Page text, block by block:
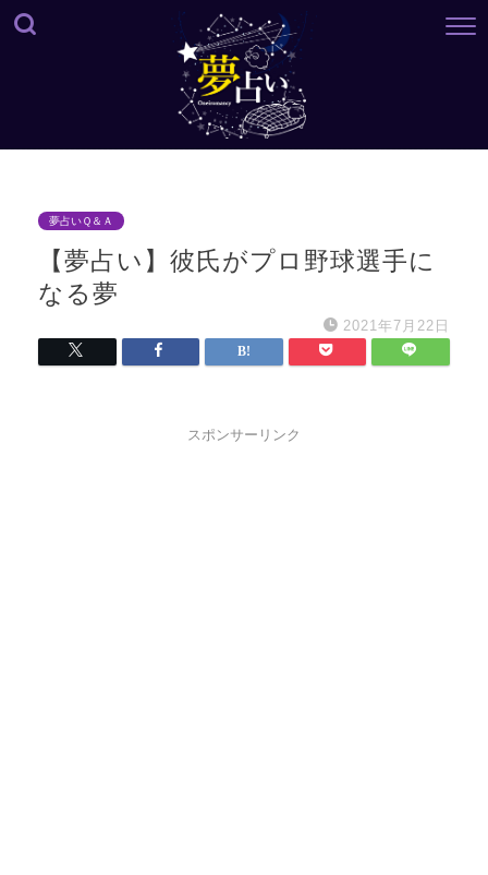
夢占いＱ＆Ａ
【夢占い】彼氏がプロ野球選手に
なる夢
2021年7月22日
スポンサーリンク